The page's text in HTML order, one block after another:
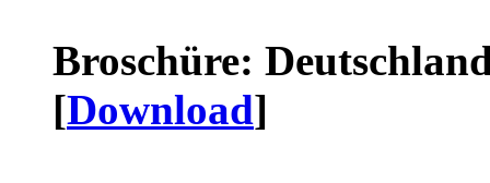
Broschüre:
[Download]